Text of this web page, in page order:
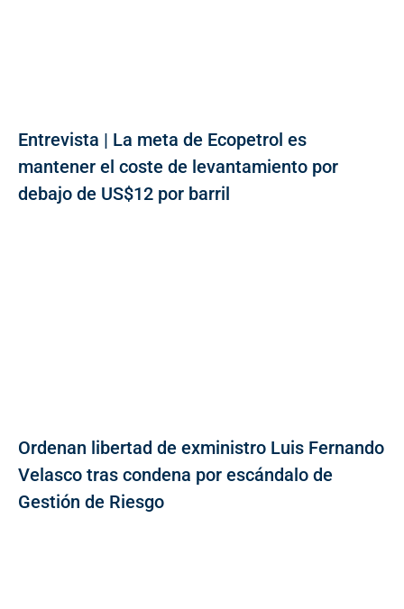
Entrevista | La meta de Ecopetrol es
mantener el coste de levantamiento por
debajo de US$12 por barril
Ordenan libertad de exministro Luis Fernando
Velasco tras condena por escándalo de
Gestión de Riesgo